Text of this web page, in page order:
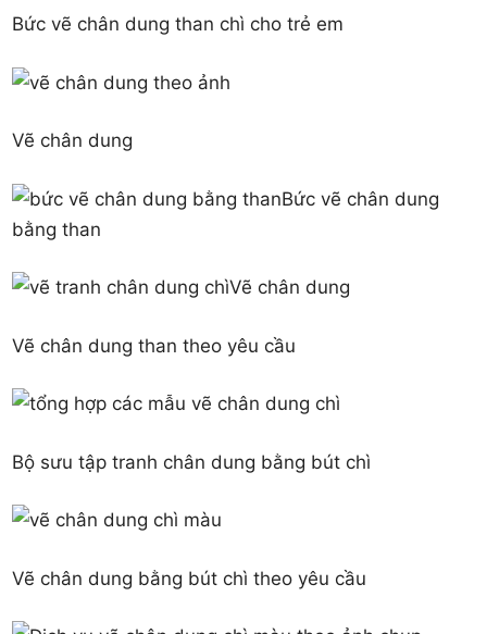
Bức vẽ chân dung than chì cho trẻ em
Vẽ chân dung
Bức vẽ chân dung
bằng than
Vẽ chân dung
Vẽ chân dung than theo yêu cầu
Bộ sưu tập tranh chân dung bằng bút chì
Vẽ chân dung bằng bút chì theo yêu cầu